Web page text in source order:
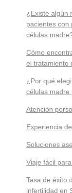
¿Existe algún
pacientes con
células
Cómo
el tratamiento
¿Por qué
células madre
Atención
Experiencia
Soluciones
Viaje fácil
Tasa de éxito
infertilidad en